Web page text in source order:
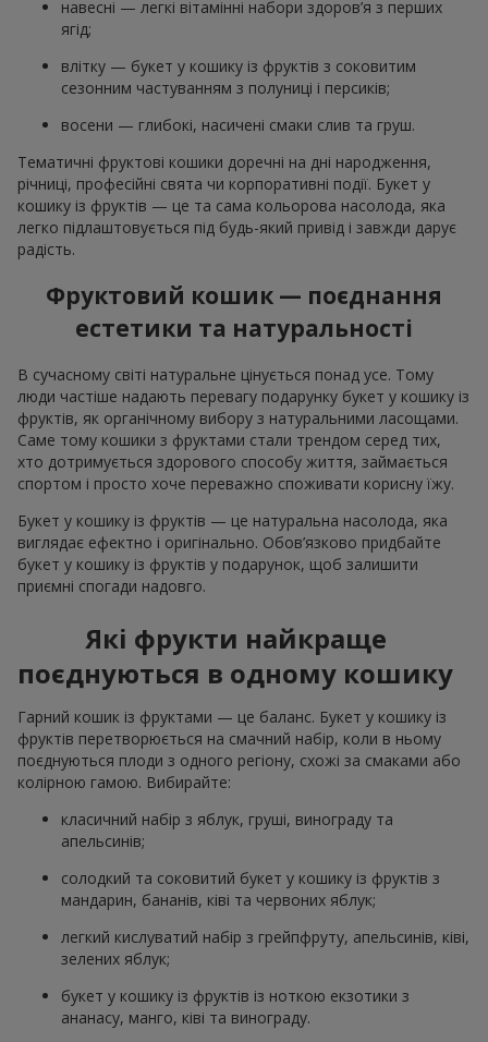
навесні — легкі вітамінні набори здоров’я з перших
ягід;
влітку — букет у кошику із фруктів з соковитим
сезонним частуванням з полуниці і персиків;
восени — глибокі, насичені смаки слив та груш.
Тематичні фруктові кошики доречні на дні народження,
річниці, професійні свята чи корпоративні події. Букет у
кошику із фруктів — це та сама кольорова насолода, яка
легко підлаштовується під будь-який привід і завжди дарує
радість.
Фруктовий кошик — поєднання
естетики та натуральності
В сучасному світі натуральне цінується понад усе. Тому
люди частіше надають перевагу подарунку букет у кошику із
фруктів, як органічному вибору з натуральними ласощами.
Саме тому кошики з фруктами стали трендом серед тих,
хто дотримується здорового способу життя, займається
спортом і просто хоче переважно споживати корисну їжу.
Букет у кошику із фруктів — це натуральна насолода, яка
виглядає ефектно і оригінально. Обов’язково придбайте
букет у кошику із фруктів у подарунок, щоб залишити
приємні спогади надовго.
Які фрукти найкраще
поєднуються в одному кошику
Гарний кошик із фруктами — це баланс. Букет у кошику із
фруктів перетворюється на смачний набір, коли в ньому
поєднуються плоди з одного регіону, схожі за смаками або
колірною гамою. Вибирайте:
класичний набір з яблук, груші, винограду та
апельсинів;
солодкий та соковитий букет у кошику із фруктів з
мандарин, бананів, ківі та червоних яблук;
легкий кислуватий набір з грейпфруту, апельсинів, ківі,
зелених яблук;
букет у кошику із фруктів із ноткою екзотики з
ананасу, манго, ківі та винограду.